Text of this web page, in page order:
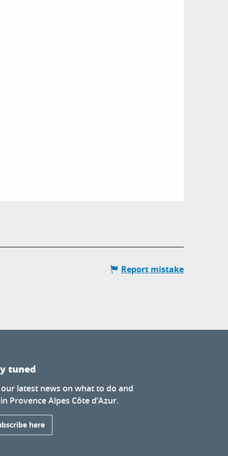
Report mistake
tuned
our latest news on what to do and
Provence Alpes Côte d’Azur.
here